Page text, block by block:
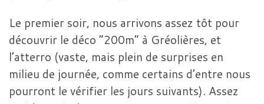
Le premier soir, nous arrivons assez tôt pour
découvrir le déco “200m” à Gréolières, et
l’atterro (vaste, mais plein de surprises en
milieu de journée, comme certains d’entre nous
pourront le vérifier les jours suivants). Assez